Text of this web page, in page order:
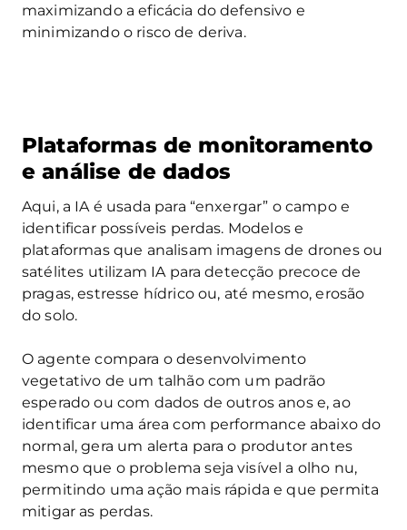
maximizando a eficácia do defensivo e
minimizando o risco de deriva.
Plataformas de monitoramento
e análise de dados
Aqui, a IA é usada para “enxergar” o campo e
identificar possíveis perdas. Modelos e
plataformas que analisam imagens de drones ou
satélites utilizam IA para detecção precoce de
pragas, estresse hídrico ou, até mesmo, erosão
do solo.
O agente compara o desenvolvimento
vegetativo de um talhão com um padrão
esperado ou com dados de outros anos e, ao
identificar uma área com performance abaixo do
normal, gera um alerta para o produtor antes
mesmo que o problema seja visível a olho nu,
permitindo uma ação mais rápida e que permita
mitigar as perdas.